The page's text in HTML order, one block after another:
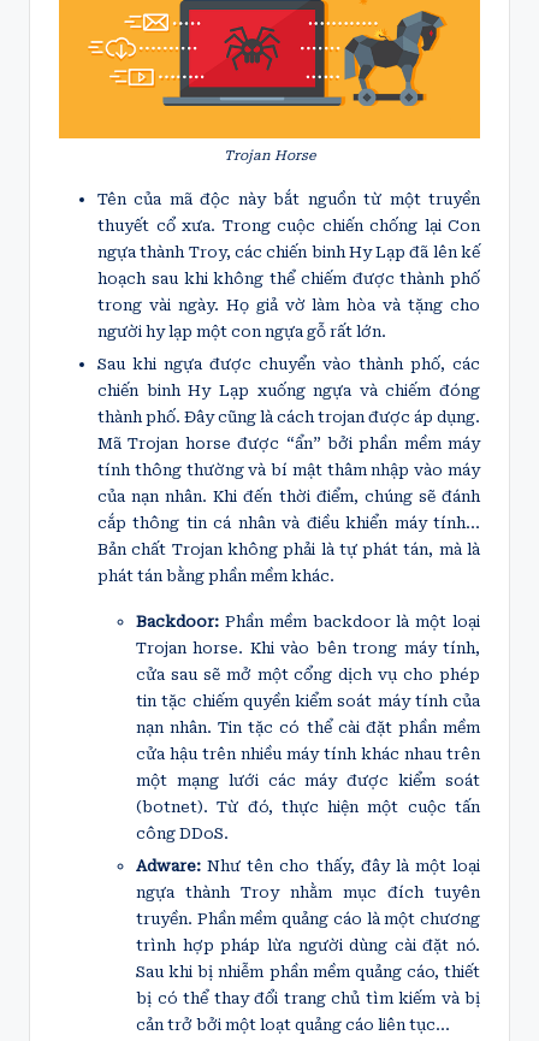
Trojan Horse
Tên của mã độc này bắt nguồn từ một truyền
thuyết cổ xưa. Trong cuộc chiến chống lại Con
ngựa thành Troy, các chiến binh Hy Lạp đã lên kế
hoạch sau khi không thể chiếm được thành phố
trong vài ngày. Họ giả vờ làm hòa và tặng cho
người hy lạp một con ngựa gỗ rất lớn.
Sau khi ngựa được chuyển vào thành phố, các
chiến binh Hy Lạp xuống ngựa và chiếm đóng
thành phố. Đây cũng là cách trojan được áp dụng.
Mã Trojan horse được “ẩn” bởi phần mềm máy
tính thông thường và bí mật thâm nhập vào máy
của nạn nhân. Khi đến thời điểm, chúng sẽ đánh
cắp thông tin cá nhân và điều khiển máy tính…
Bản chất Trojan không phải là tự phát tán, mà là
phát tán bằng phần mềm khác.
Backdoor: Phần mềm backdoor là một loại
Trojan horse. Khi vào bên trong máy tính,
cửa sau sẽ mở một cổng dịch vụ cho phép
tin tặc chiếm quyền kiểm soát máy tính của
nạn nhân. Tin tặc có thể cài đặt phần mềm
cửa hậu trên nhiều máy tính khác nhau trên
một mạng lưới các máy được kiểm soát
(botnet). Từ đó, thực hiện một cuộc tấn
công DDoS.
Adware:Như tên cho thấy, đây là một loại
ngựa thành Troy nhằm mục đích tuyên
truyền. Phần mềm quảng cáo là một chương
trình hợp pháp lừa người dùng cài đặt nó.
Sau khi bị nhiễm phần mềm quảng cáo, thiết
bị có thể thay đổi trang chủ tìm kiếm và bị
cản trở bởi một loạt quảng cáo liên tục…